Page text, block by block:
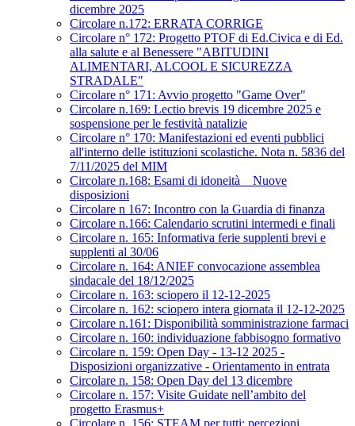
dicembre 2025
Circolare n.172: ERRATA CORRIGE
Circolare n° 172: Progetto PTOF di Ed.Civica e di Ed.
alla salute e al Benessere "ABITUDINI
ALIMENTARI, ALCOOL E SICUREZZA
STRADALE"
Circolare n° 171: Avvio progetto "Game Over"
Circolare n.169: Lectio brevis 19 dicembre 2025 e
sospensione per le festività natalizie
Circolare n° 170: Manifestazioni ed eventi pubblici
all'interno delle istituzioni scolastiche. Nota n. 5836 del
7/11/2025 del MIM
Circolare n.168: Esami di idoneità _ Nuove
disposizioni
Circolare n 167: Incontro con la Guardia di finanza
Circolare n.166: Calendario scrutini intermedi e finali
Circolare n. 165: Informativa ferie supplenti brevi e
supplenti al 30/06
Circolare n. 164: ANIEF convocazione assemblea
sindacale del 18/12/2025
Circolare n. 163: sciopero il 12-12-2025
Circolare n. 162: sciopero intera giornata il 12-12-2025
Circolare n.161: Disponibilità somministrazione farmaci
Circolare n. 160: individuazione fabbisogno formativo
Circolare n. 159: Open Day - 13-12 2025 -
Disposizioni organizzative - Orientamento in entrata
Circolare n. 158: Open Day del 13 dicembre
Circolare n. 157: Visite Guidate nell’ambito del
progetto Erasmus+